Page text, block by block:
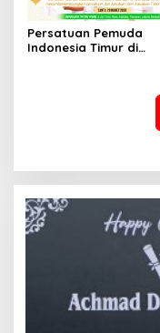
Persatuan Pemuda
Indonesia Timur di